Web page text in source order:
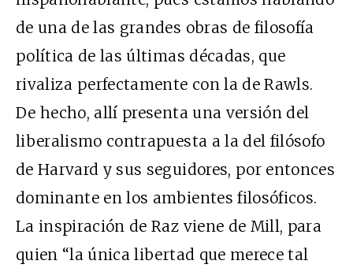
de una de las grandes obras de filosofía
política de las últimas décadas, que
rivaliza perfectamente con la de Rawls.
De hecho, allí presenta una versión del
liberalismo contrapuesta a la del filósofo
de Harvard y sus seguidores, por entonces
dominante en los ambientes filosóficos.
La inspiración de Raz viene de Mill, para
quien “la única libertad que merece tal